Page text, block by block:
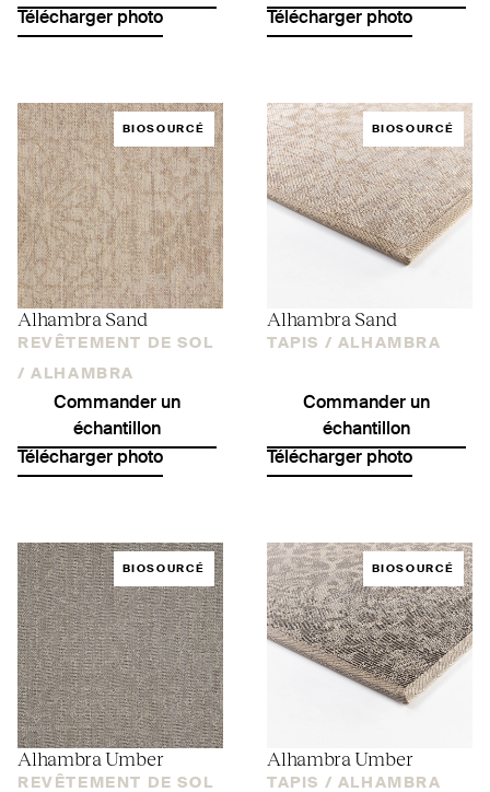
Télécharger photo
Télécharger photo
BIOSOURCÉ
Alhambra Sand
REVÊTEMENT DE SOL
/ ALHAMBRA
Commander un
échantillon
Télécharger photo
BIOSOURCÉ
Alhambra Sand
TAPIS / ALHAMBRA
Commander un
échantillon
Télécharger photo
BIOSOURCÉ
Alhambra Umber
REVÊTEMENT DE SOL
BIOSOURCÉ
Alhambra Umber
TAPIS / ALHAMBRA